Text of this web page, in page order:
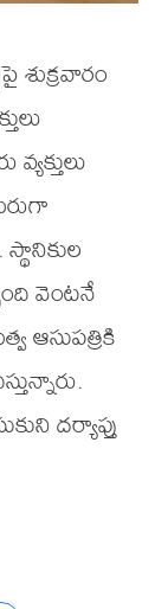
శుక్రవారం
వెంటనే
ఆసుపత్రికి
దర్యాప్తు